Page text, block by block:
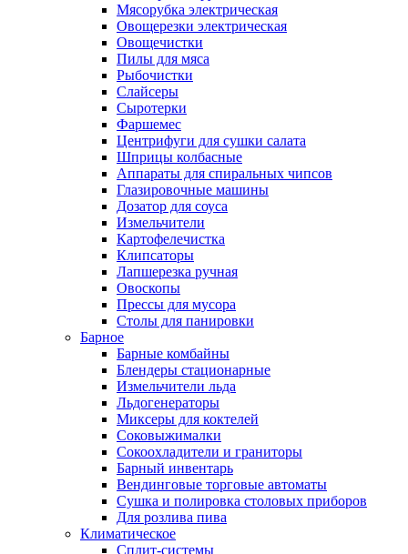
Мясорубка электрическая
Овощерезки электрическая
Овощечистки
Пилы для мяса
Рыбочистки
Слайсеры
Сыротерки
Фаршемес
Центрифуги для сушки салата
Шприцы колбасные
Аппараты для спиральных чипсов
Глазировочные машины
Дозатор для соуса
Измельчители
Картофелечистка
Клипсаторы
Лапшерезка ручная
Овоскопы
Прессы для мусора
Столы для панировки
Барное
Барные комбайны
Блендеры стационарные
Измельчители льда
Льдогенераторы
Миксеры для коктелей
Соковыжималки
Сокоохладители и граниторы
Барный инвентарь
Вендинговые торговые автоматы
Сушка и полировка столовых приборов
Для розлива пива
Климатическое
Сплит-системы